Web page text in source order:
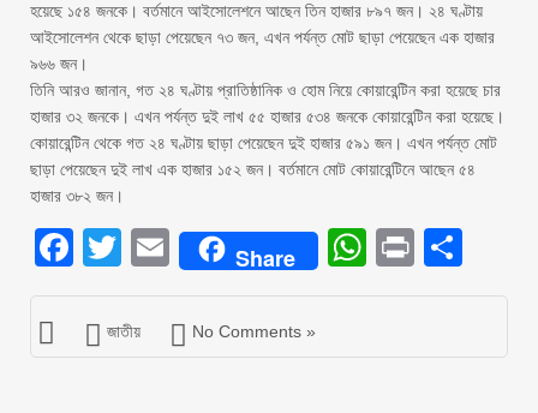
হয়েছে ১৫৪ জনকে। বর্তমানে আইসোলেশনে আছেন তিন হাজার ৮৯৭ জন। ২৪ ঘণ্টায়
আইসোলেশন থেকে ছাড়া পেয়েছেন ৭৩ জন, এখন পর্যন্ত মোট ছাড়া পেয়েছেন এক হাজার
৯৬৬ জন।
তিনি আরও জানান, গত ২৪ ঘণ্টায় প্রাতিষ্ঠানিক ও হোম নিয়ে কোয়ারেন্টিন করা হয়েছে চার
হাজার ৩২ জনকে। এখন পর্যন্ত দুই লাখ ৫৫ হাজার ৫৩৪ জনকে কোয়ারেন্টিন করা হয়েছে।
কোয়ারেন্টিন থেকে গত ২৪ ঘণ্টায় ছাড়া পেয়েছেন দুই হাজার ৫৯১ জন। এখন পর্যন্ত মোট
ছাড়া পেয়েছেন দুই লাখ এক হাজার ১৫২ জন। বর্তমানে মোট কোয়ারেন্টিনে আছেন ৫৪
হাজার ৩৮২ জন।
Facebook
Twitter
EmailShare Print
জাতীয় No Comments »